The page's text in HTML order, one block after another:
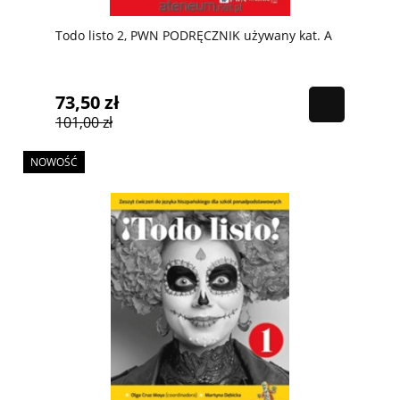
Todo listo 2, PWN PODRĘCZNIK używany kat. A
73,50 zł
101,00 zł
NOWOŚĆ